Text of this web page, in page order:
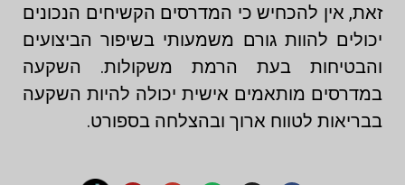
זאת, אין להכחיש כי המדרסים הקשיחים הנכונים
יכולים להוות גורם משמעותי בשיפור הביצועים
והבטיחות בעת הרמת משקולות. השקעה
במדרסים מותאמים אישית יכולה להיות השקעה
בבריאות לטווח ארוך ובהצלחה בספורט.